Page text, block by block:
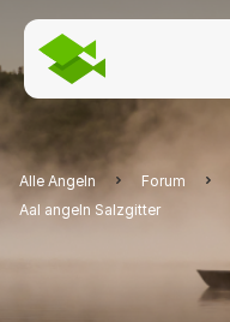
Alle Angeln Forum
Aal angeln Salzgitter